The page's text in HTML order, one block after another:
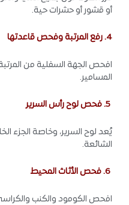
أو قشور أو حشرات حية.
4. رفع المرتبة وفحص قاعدتها
افحص الجهة السفلية من
المسامير.
يُعد لوح السرير، وخاصة الجزء
الشائعة.
افحص الكومود والكنب